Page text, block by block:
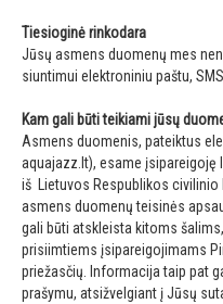
Tiesioginė rinkodara
Jūsų asmens duomenų mes
siuntimui elektroniniu paštu,
Kam gali būti teikiami jūsų
Asmens duomenis, pateiktus
aquajazz.lt), esame įsipareigoję
iš Lietuvos Respublikos
asmens duomenų teisinės
gali būti atskleista kitoms
prisiimtiems įsipareigojimams
priežasčių. Informacija taip pat
prašymu, atsižvelgiant į Jūsų